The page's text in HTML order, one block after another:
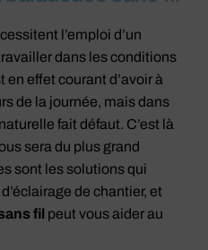
l’emploi d’un
dans les conditions
effet courant d’avoir à
de la journée, mais dans
fait défaut. C’est là
sera du plus grand
sont les solutions qui
de chantier, et
fil peut vous aider au